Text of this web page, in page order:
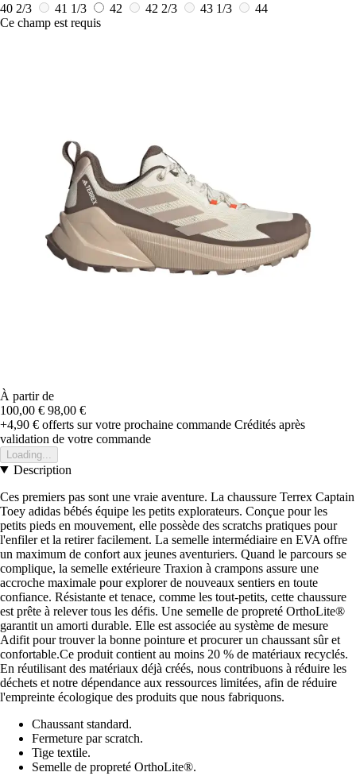
40 2/3
41 1/3 42 42 2/3 43 1/3
44
Ce champ est requis
À partir de
100,00 € 98,00 €
+4,90 € offerts sur votre prochaine commande Crédités après
validation de votre commande
Loading...
Description
Ces premiers pas sont une vraie aventure. La chaussure Terrex Captain
Toey adidas bébés équipe les petits explorateurs. Conçue pour les
petits pieds en mouvement, elle possède des scratchs pratiques pour
l'enfiler et la retirer facilement. La semelle intermédiaire en EVA offre
un maximum de confort aux jeunes aventuriers. Quand le parcours se
complique, la semelle extérieure Traxion à crampons assure une
accroche maximale pour explorer de nouveaux sentiers en toute
confiance. Résistante et tenace, comme les tout-petits, cette chaussure
est prête à relever tous les défis. Une semelle de propreté OrthoLite®
garantit un amorti durable. Elle est associée au système de mesure
Adifit pour trouver la bonne pointure et procurer un chaussant sûr et
confortable.Ce produit contient au moins 20 % de matériaux recyclés.
En réutilisant des matériaux déjà créés, nous contribuons à réduire les
déchets et notre dépendance aux ressources limitées, afin de réduire
l'empreinte écologique des produits que nous fabriquons.
Chaussant standard.
Fermeture par scratch.
Tige textile.
Semelle de propreté OrthoLite®.